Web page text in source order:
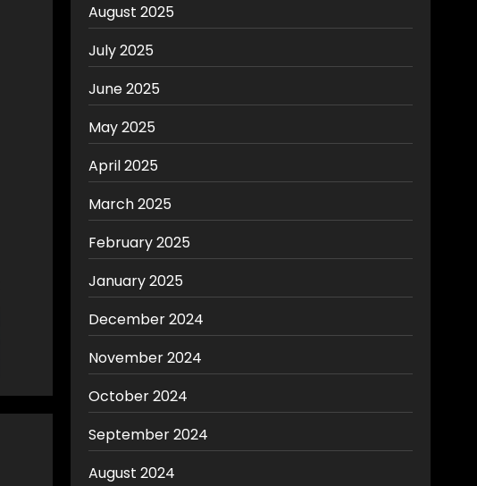
August 2025
July 2025
June 2025
May 2025
April 2025
March 2025
February 2025
January 2025
December 2024
November 2024
October 2024
September 2024
August 2024